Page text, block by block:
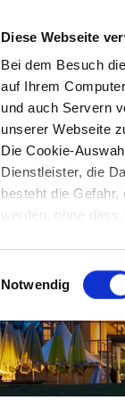
Diese Webseite
Bei dem Besuch
auf Ihrem
und auch Servern
unserer Webseite
Die Cookie-
Dienstleister, die
besteht die
werden, ohne
jederzeit mit
Einwilligungsauswahl
Notwendig